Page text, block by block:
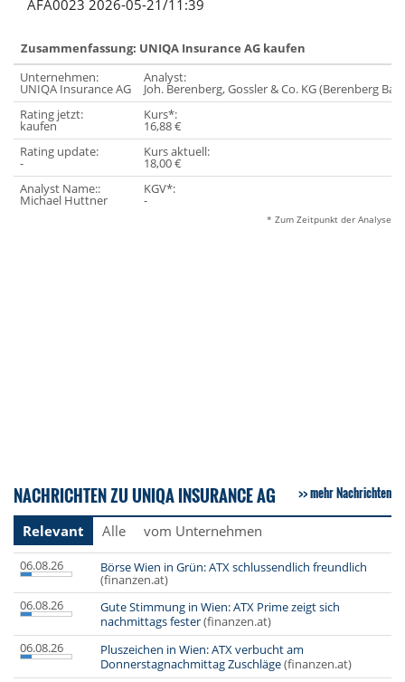
AFA0023 2026-05-21/11:39
Zusammenfassung: UNIQA Insurance AG kaufen
Unternehmen:
UNIQA Insurance AG
Analyst:
Joh. Berenberg, Gossler & Co. KG (Berenberg
Rating jetzt:
kaufen
Kurs*:
16,88 €
Rating update:
-
Kurs aktuell:
18,00 €
Analyst Name::
Michael Huttner
KGV*:
-
* Zum Zeitpunkt der Analyse
NACHRICHTEN ZU UNIQA INSURANCE AG mehr Nachrichten
Relevant Alle vom Unternehmen
06.08.26 Börse Wien in Grün: ATX schlussendlich freundlich
(finanzen.at)
06.08.26
Gute Stimmung in Wien: ATX Prime zeigt sich
nachmittags fester(finanzen.at)
06.08.26
Pluszeichen in Wien: ATX verbucht am
Donnerstagnachmittag Zuschläge(finanzen.at)